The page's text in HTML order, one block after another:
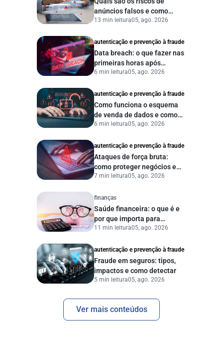
anúncios falsos e como
proteger seu negócio?
13 min leitura05, ago. 2026
autenticação e prevenção à fraude
Data breach: o que fazer nas
primeiras horas após
vazamento de dados?
6 min leitura05, ago. 2026
autenticação e prevenção à fraude
Como funciona o esquema
de venda de dados e como
proteger sua empresa?
6 min leitura05, ago. 2026
autenticação e prevenção à fraude
Ataques de força bruta:
como proteger negócios e
dados digitais
7 min leitura05, ago. 2026
finanças
Saúde financeira: o que é e
por que importa para
pessoas e empresas?
11 min leitura05, ago. 2026
autenticação e prevenção à fraude
Fraude em seguros: tipos,
impactos e como detectar
5 min leitura05, ago. 2026
Ver mais conteúdos